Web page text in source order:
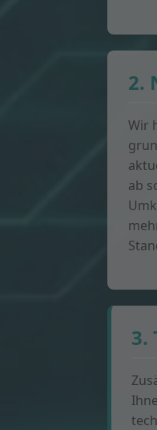
2.
Wir
ab
3.